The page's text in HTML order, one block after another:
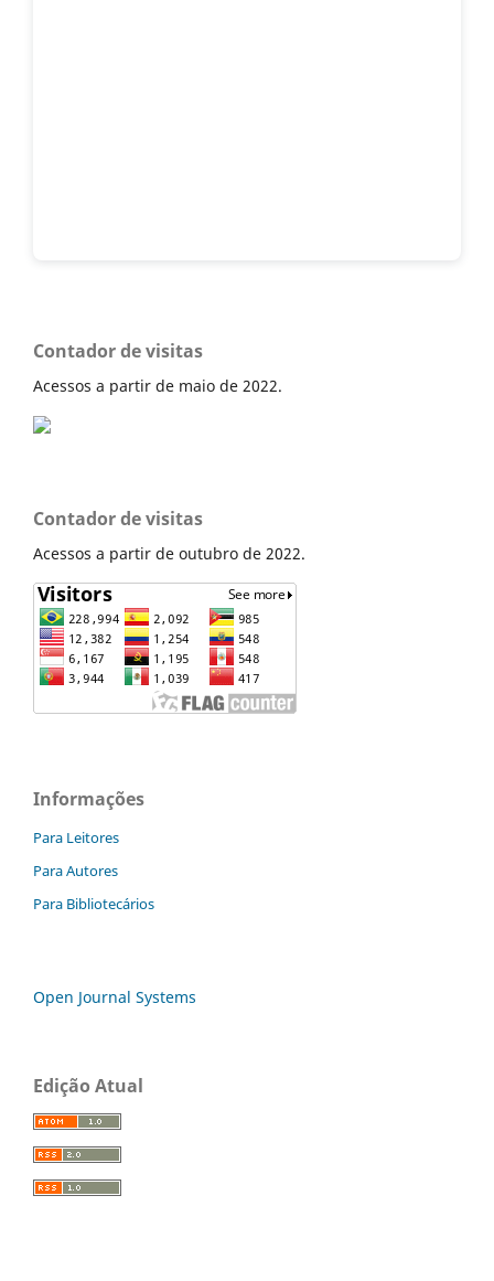
Contador de visitas
Acessos a partir de maio de 2022.
Contador de visitas
Acessos a partir de outubro de 2022.
Informações
Para Leitores
Para Autores
Para Bibliotecários
Open Journal Systems
Edição Atual